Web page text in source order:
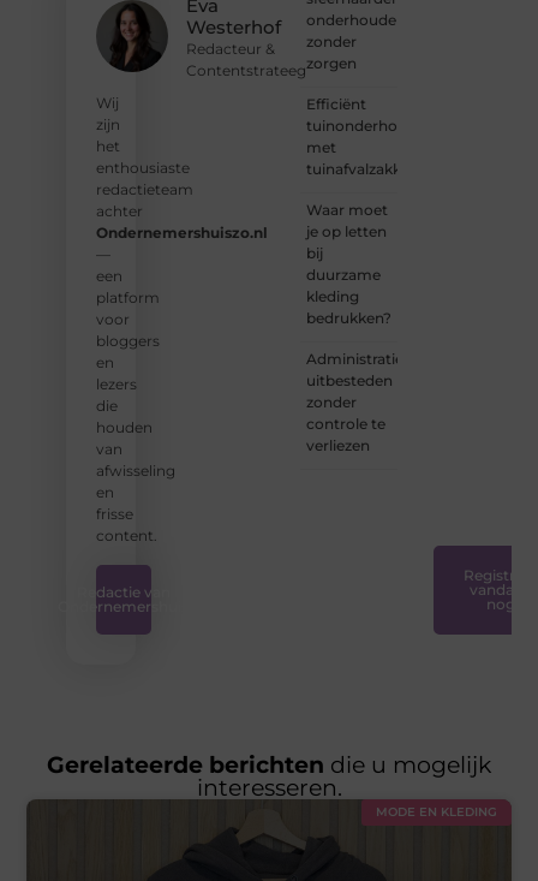
Eva
Westerhof
Redacteur &
Contentstrateeg
Wij
zijn
het
enthousiaste
redactieteam
achter
Ondernemershuiszo.nl
—
een
platform
voor
bloggers
en
lezers
die
houden
van
afwisseling
en
frisse
content.
Redactie van
Ondernemershuis
onderhouden
zonder
zorgen
Efficiënt
tuinonderhoud
met
tuinafvalzakken
Waar moet
je op letten
bij
duurzame
kleding
bedrukken?
Administratie
uitbesteden
zonder
controle te
verliezen
Registreer
vandaag
nog
Gerelateerde berichten die u mogelijk
interesseren.
MODE EN KLEDING